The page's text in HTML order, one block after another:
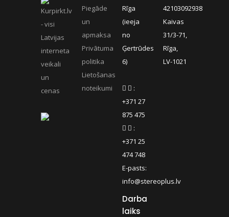
Piegāde
un
apmaksa
Privātuma
politika
Lietošanas
noteikumi
Rīga
(ieeja
no
Ģertrūdes
6)
:
+371 27
875 475
:
+371 25
474 748
E-pasts:
info@stereoplus.lv
Darba
laiks
42103092938
Kaivas
31/3-71,
Rīga,
LV-1021